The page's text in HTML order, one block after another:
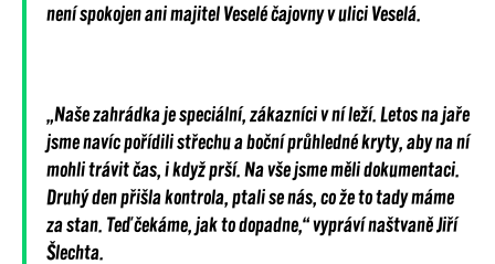
není spokojen ani majitel Veselé čajovny v ulici Veselá.
„Naše zahrádka je speciální, zákazníci v ní leží. Letos na jaře
jsme navíc pořídili střechu a boční průhledné kryty, aby na ní
mohli trávit čas, i když prší. Na vše jsme měli dokumentaci.
Druhý den přišla kontrola, ptali se nás, co že to tady máme
za stan. Teď čekáme, jak to dopadne,“ vypráví naštvaně Jiří
Šlechta.